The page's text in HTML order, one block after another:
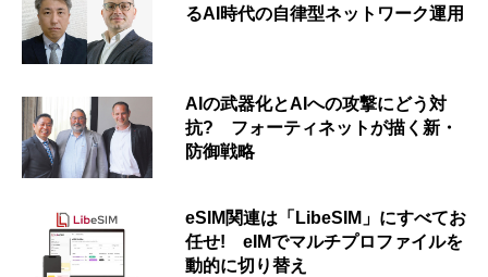
るAI時代の自律型ネットワーク運用
AIの武器化とAIへの攻撃にどう対
抗? フォーティネットが描く新・
防御戦略
eSIM関連は「LibeSIM」にすべてお
任せ! eIMでマルチプロファイルを
動的に切り替え